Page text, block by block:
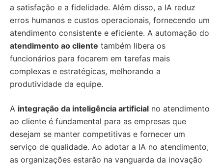
a satisfação e a fidelidade. Além disso, a IA reduz
erros humanos e custos operacionais, fornecendo um
atendimento consistente e eficiente. A automação do
atendimento ao cliente também libera os
funcionários para focarem em tarefas mais
complexas e estratégicas, melhorando a
produtividade da equipe.
A integração da inteligência artificial no atendimento
ao cliente é fundamental para as empresas que
desejam se manter competitivas e fornecer um
serviço de qualidade. Ao adotar a IA no atendimento,
as organizações estarão na vanguarda da inovação